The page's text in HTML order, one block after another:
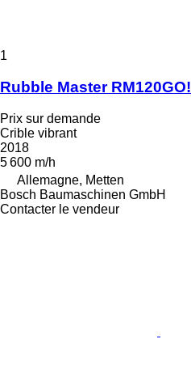
1
Rubble Master RM120GO!
Prix sur demande
Crible vibrant
2018
5 600 m/h
Allemagne, Metten
Bosch Baumaschinen GmbH
Contacter le vendeur